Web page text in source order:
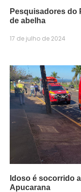
Pesquisadores do
de abelha
17 de julho de 2024
Idoso é socorrido
Apucarana